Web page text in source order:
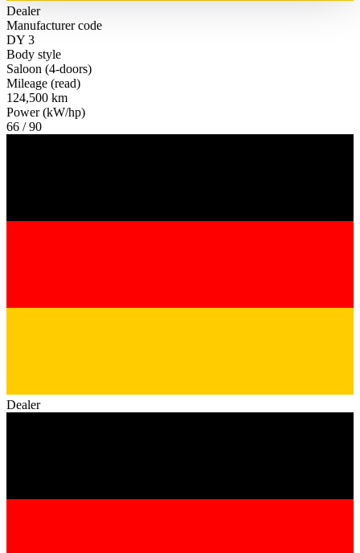
haben oder die sie im Rahmen Ihrer Nutzung der Dienste
gesammelt haben.
Dealer
Manufacturer code
DY 3
Body style
Saloon (4-doors)
Mileage (read)
124,500 km
Power (kW/hp)
66 / 90
Dealer